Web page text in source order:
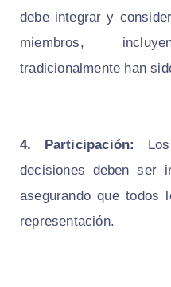
debe integrar y
miembros,
tradicionalmente han
4. Participación:
decisiones deben ser
asegurando que todos
representación.